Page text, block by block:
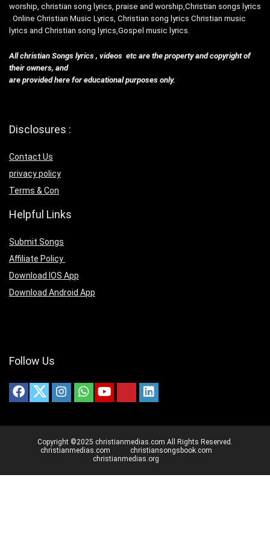
worship, christian song lyrics, praise and worship,Christian songs lyrics
. Online Christian Music Lyrics, Christian song lyrics Christian music
lyrics and Christian song lyrics,Gospel music lyrics.
All christian Songs lyrics , videos etc are the property and copyright of
their owners, and
are provided here for educational purposes only.
Disclosures :
Contact Us
privacy policy
Terms & Con
Helpful Links
Submit Songs
Affiliate Policy
Download IOS App
Download Android App
Follow Us
Copyright ©2025 christianmedias.com All Rights Reserved.
christianmedias.com
christiansongsbook.com
christianmedias.org